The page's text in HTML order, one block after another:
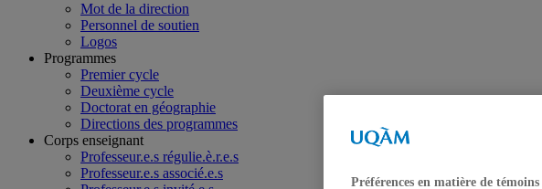
Mot de la direction
Personnel de soutien
Logos
Programmes
Premier cycle
Deuxième cycle
Doctorat en géographie
Directions des programmes
Corps enseignant
Professeur.e.s régulie.è.r.e.s
Professeur.e.s associé.e.s
Préférences en matière de témoins